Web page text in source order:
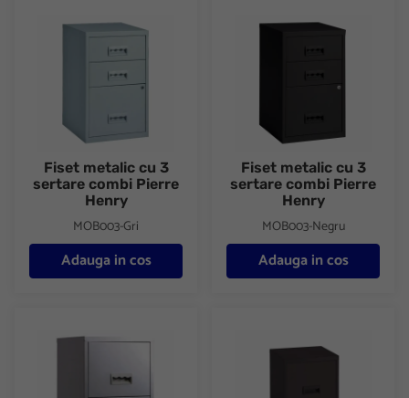
Fiset metalic cu 3 sertare combi Pierre Henry
Fiset metalic cu 3
sertare combi Pierre
Henry
MOB003-Gri
Adauga in cos
Fiset metalic cu 3 sertare
Fiset metalic cu 3
sertare combi Pierre
Henry
MOB003-Negru
Adauga in cos
Fiset metalic cu 2 sertare dosare suspendate Pierre Henry